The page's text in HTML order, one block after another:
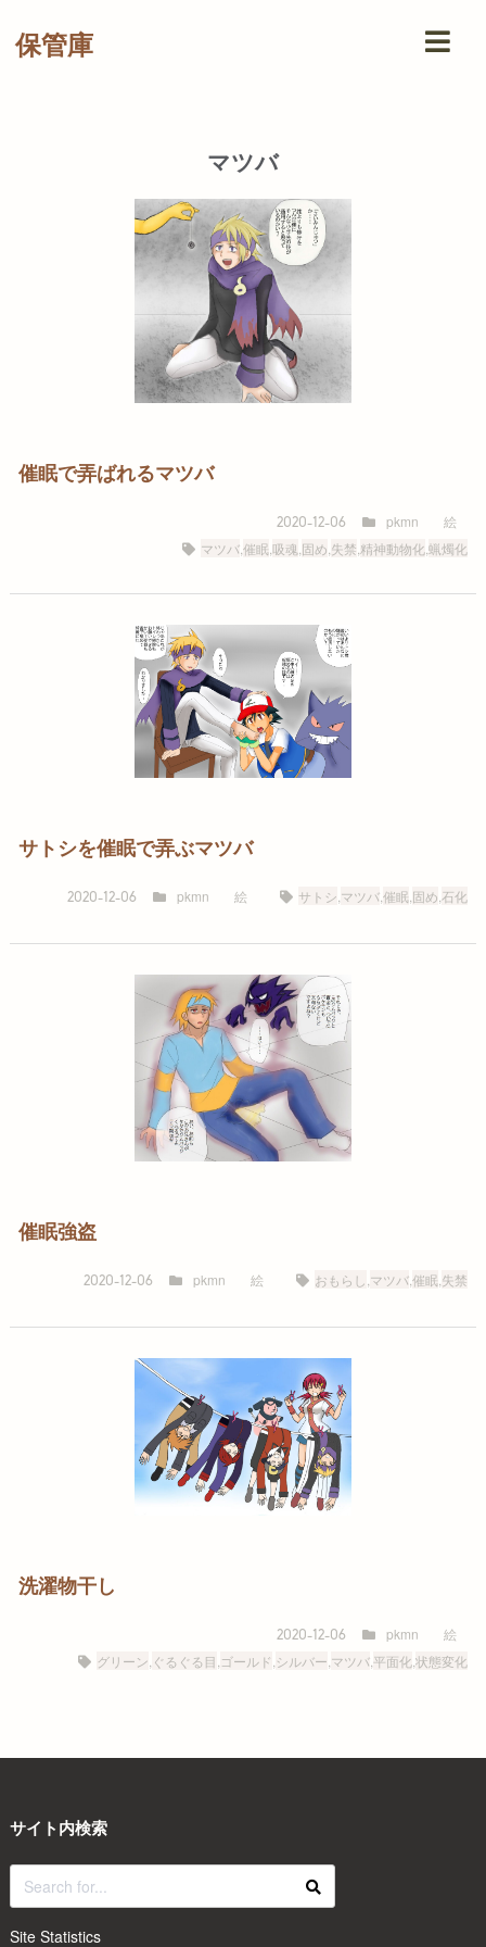
保管庫
マツバ
催眠で弄ばれるマツバ
2020-12-06 pkmn
絵
マツバ,催眠 ,吸魂 固め 失禁 精神動物化,蝋燭化
サトシを催眠で弄ぶマツバ
2020-12-06 pkmn 絵 サトシ マツバ,催眠 固め ,石化
催眠強盗
2020-12-06 pkmn 絵 おもらし マツバ,催眠 失禁
洗濯物干し
2020-12-06 pkmn
絵
グリーン ぐるぐる目 ゴールド シルバー マツバ,平面化,状態変化
サイト内検索
Site Statistics